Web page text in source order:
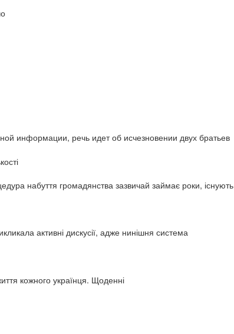
информации, речь идет об исчезновении двух братьев
набуття громадянства зазвичай займає роки, існують
активні дискусії, адже нинішня система
кожного українця. Щоденні